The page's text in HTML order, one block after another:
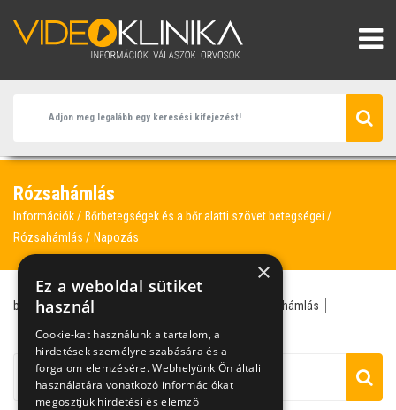
Rózsahámlás
Információk
Bőrbetegségek és a bőr alatti szövet betegségei
Rózsahámlás
Napozás
bőr- és nemi gyógyász
rózsahámlás
×
Ez a weboldal sütiket
használ
Cookie-kat használunk a tartalom, a
hirdetések személyre szabására és a
forgalom elemzésére. Webhelyünk Ön általi
használatára vonatkozó információkat
megosztjuk hirdetési és elemző